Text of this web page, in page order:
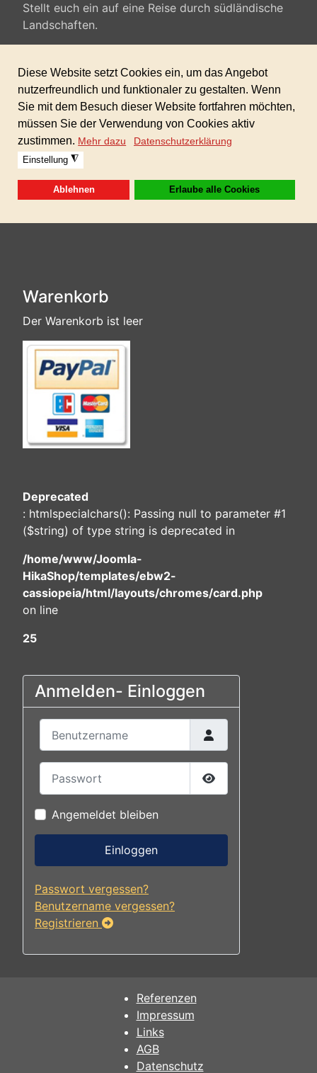
Stellt euch ein auf eine Reise durch südländische
Landschaften.
Youtube-Videos und als Hintergrundmusik zur
Beschallung mit großteils positivem Charakter.
Länge der Tracks ca. 3-5 min.
Sofortdownload nach erhaltener Zahlung!
Dieses Produkt ist in der GIGAFLATRATE
enthalten!
Warenkorb
Der Warenkorb ist leer
Deprecated
: htmlspecialchars(): Passing null to parameter #1
($string) of type string is deprecated in
/home/www/Joomla-
HikaShop/templates/ebw2-
cassiopeia/html/layouts/chromes/card.php
on line
25
Anmelden- Einloggen
Passwort anzeigen
Angemeldet bleiben
Einloggen
Passwort vergessen?
Benutzername vergessen?
Registrieren
Referenzen
Impressum
Links
AGB
Datenschutz